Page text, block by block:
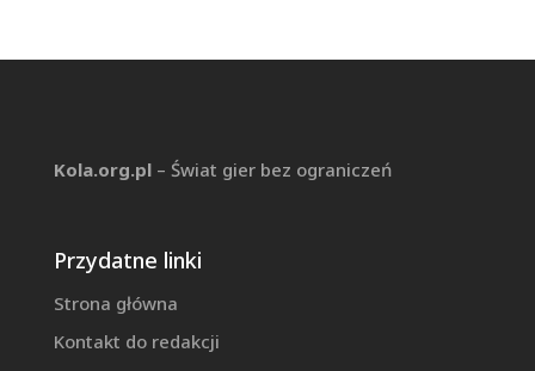
Kola.org.pl– Świat gier bez ograniczeń
Przydatne linki
Strona główna
Kontakt do redakcji